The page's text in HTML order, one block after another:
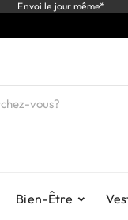
Envoi le jour même*
Bien-Être